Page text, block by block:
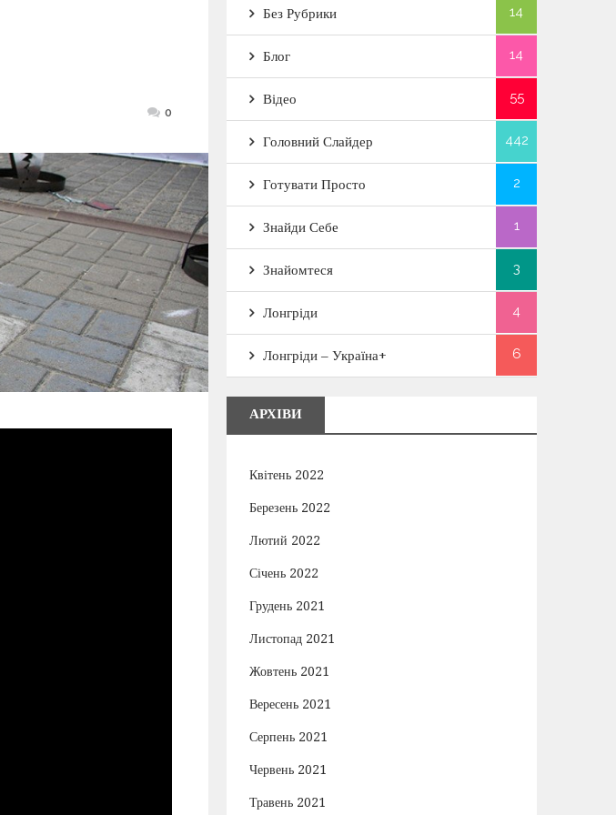
0
Без Рубрики 14
Блог 14
Відео 55
Головний Слайдер 442
Готувати Просто 2
Знайди Себе 1
Знайомтеся 3
Лонгріди 4
Лонгріди – Україна+ 6
АРХІВИ
Квітень 2022
Березень 2022
Лютий 2022
Січень 2022
Грудень 2021
Листопад 2021
Жовтень 2021
Вересень 2021
Серпень 2021
Червень 2021
Травень 2021